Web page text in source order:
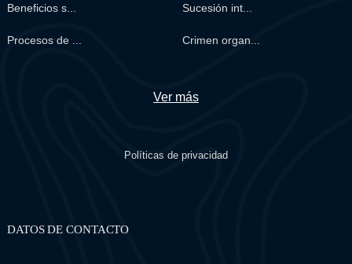
Beneficios s... Sucesión int...
Procesos de ... Crimen organ...
Ver más
Políticas de privacidad
DATOS DE CONTACTO